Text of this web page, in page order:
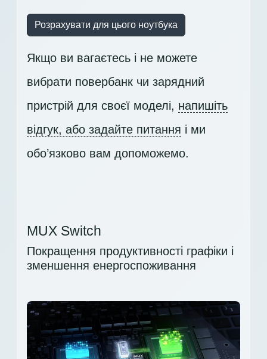
Розрахувати для цього ноутбука
Якщо ви вагаєтесь і не можете
вибрати повербанк чи зарядний
пристрій для своєї моделі, напишіть
відгук, або задайте питання і ми
обо’язково вам допоможемо.
MUX Switch
Покращення продуктивності графіки і
зменшення енергоспоживання